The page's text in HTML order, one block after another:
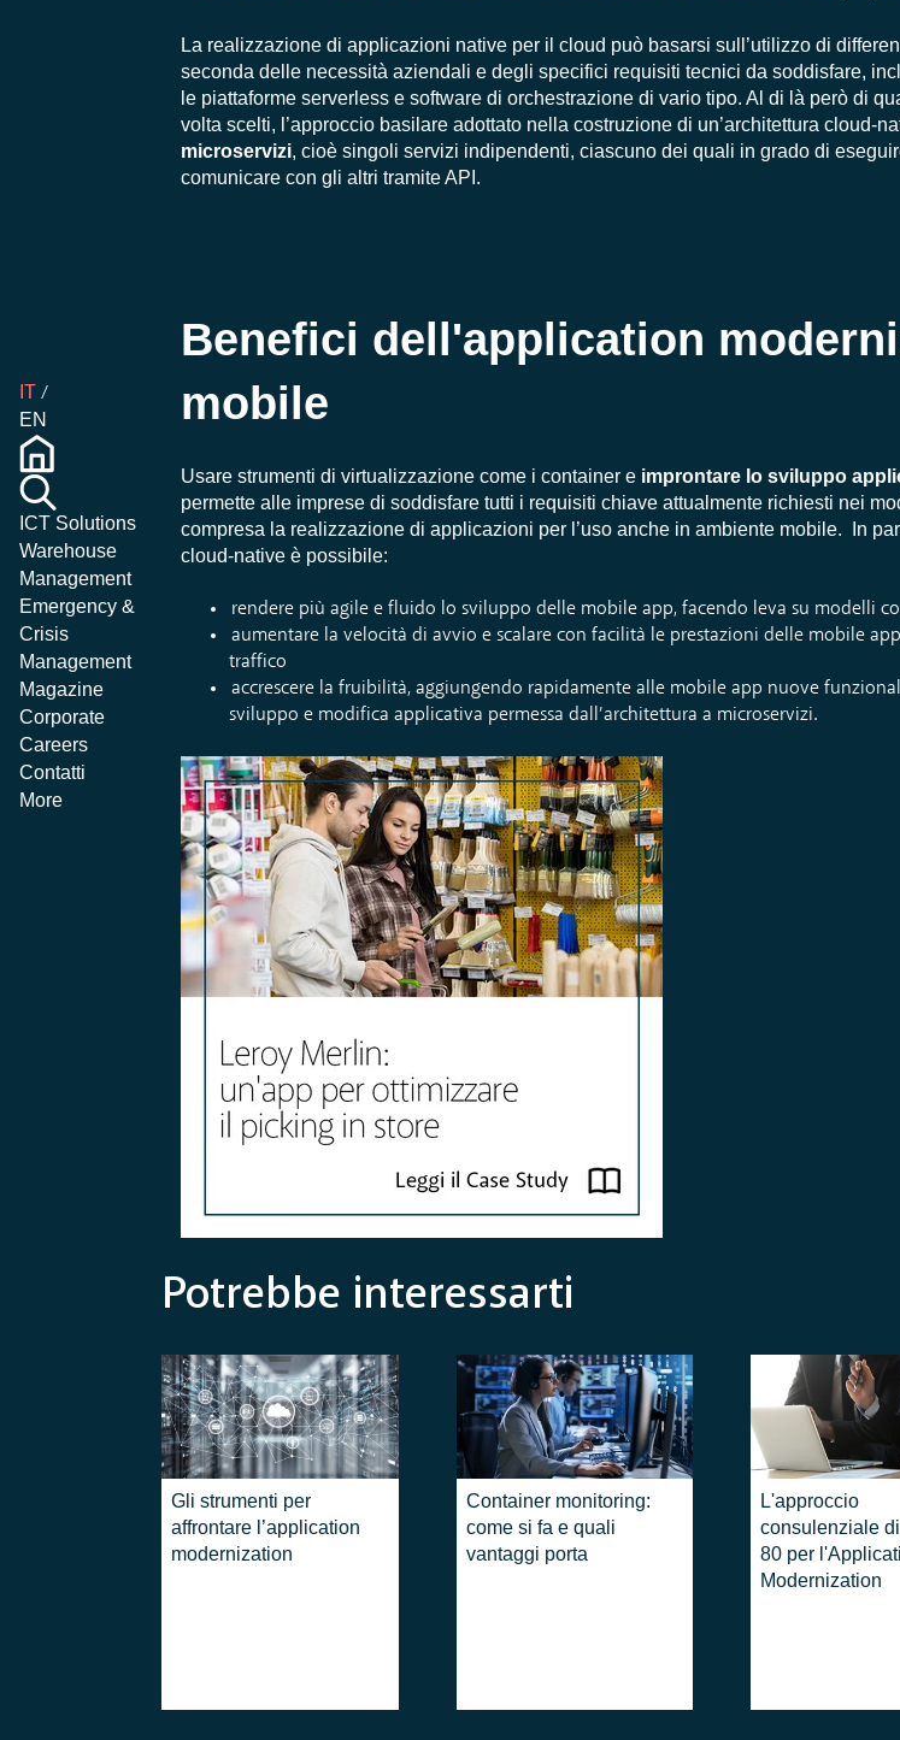
IT
EN
ICT Solutions
Warehouse
Management
Emergency &
Crisis
Management
Magazine
Corporate
Careers
Contatti
More
La realizzazione di applicazioni native per il cloud può basarsi sull’utilizzo di
seconda delle necessità aziendali e degli specifici requisiti tecnici da soddisfare,
le piattaforme serverless e software di orchestrazione di vario tipo. Al di là però di
volta scelti, l’approccio basilare adottato nella costruzione di un’architettura cloud-
microservizi, cioè singoli servizi indipendenti, ciascuno dei quali in grado di
comunicare con gli altri tramite API.
Benefici dell'application
mobile
Usare strumenti di virtualizzazione come i container e improntare lo sviluppo
permette alle imprese di soddisfare tutti i requisiti chiave attualmente richiesti nei
compresa la realizzazione di applicazioni per l’uso anche in ambiente mobile. In
cloud-native è possibile:
rendere più agile e fluido lo sviluppo delle mobile app, facendo leva su modelli
aumentare la velocità di avvio e scalare con facilità le prestazioni delle mobile
traffico
accrescere la fruibilità, aggiungendo rapidamente alle mobile app nuove
sviluppo e modifica applicativa permessa dall’architettura a microservizi.
Potrebbe interessarti
Gli strumenti per
affrontare l’application
modernization
Container monitoring:
come si fa e quali
vantaggi porta
L'approccio
consulenziale
80 per
Modernization